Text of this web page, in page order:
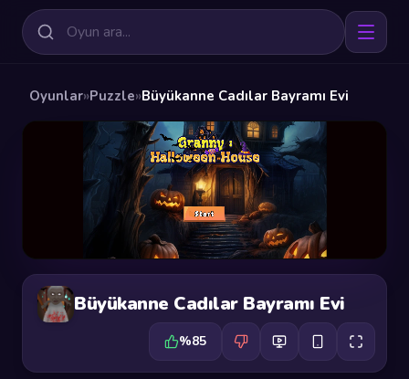
Oyunlar»Puzzle»Büyükanne Cadılar Bayramı Evi
Büyükanne Cadılar Bayramı Evi
%85